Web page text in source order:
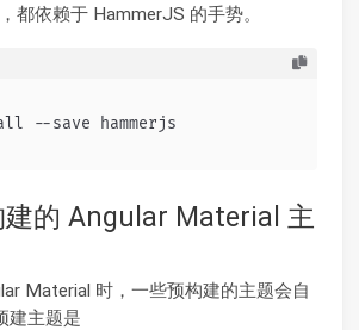
都依赖于 HammerJS 的手势。
--save hammerjs
建的 Angular Material 主
Material 时，一些预构建的主题会自
建主题是